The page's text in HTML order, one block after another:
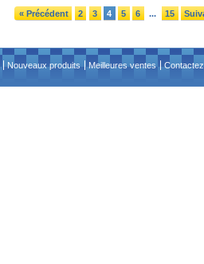
« Précédent 2 3 4 5 6 ... 15
Nouveaux produits Meilleures ventes